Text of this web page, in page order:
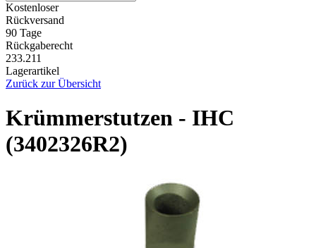
Kostenloser
Rückversand
90 Tage
Rückgaberecht
233.211
Lagerartikel
Zurück zur Übersicht
Krümmerstutzen - IHC
(3402326R2)